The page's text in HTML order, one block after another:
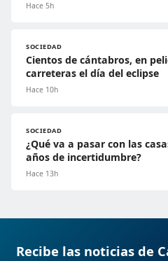
Hace 5h
SOCIEDAD
Cientos de cántabros, en
carreteras el día del eclipse
Hace 10h
SOCIEDAD
¿Qué va a pasar con las
años de incertidumbre?
Hace 13h
Recibe las noticias de